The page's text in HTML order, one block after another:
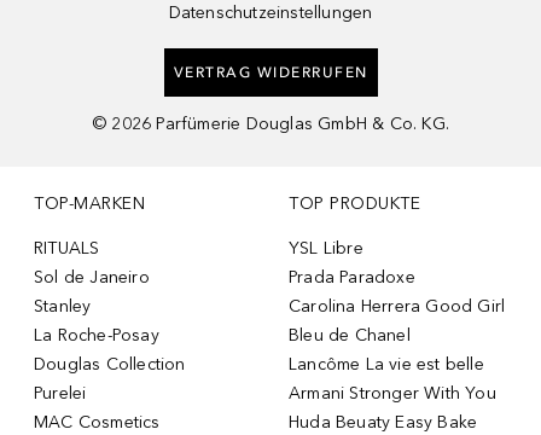
Datenschutzeinstellungen
VERTRAG WIDERRUFEN
© 2026 Parfümerie Douglas GmbH & Co. KG.
TOP-MARKEN
RITUALS
Sol de Janeiro
Stanley
La Roche-Posay
Douglas Collection
Purelei
MAC Cosmetics
TOP PRODUKTE
YSL Libre
Prada Paradoxe
Carolina Herrera Good Girl
Bleu de Chanel
Lancôme La vie est belle
Armani Stronger With You
Huda Beuaty Easy Bake